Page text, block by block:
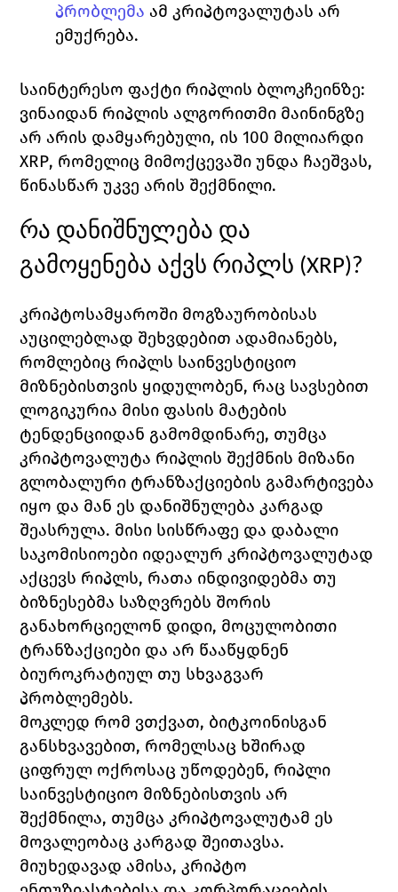
პრობლემა ამ კრიპტოვალუტას არ
ემუქრება.
ვინაიდან რიპლის ალგორითმი მაინინგზე
XRP, რომელიც მიმოქცევაში უნდა ჩაეშვას,
წინასწარ უკვე არის შექმნილი.
რა დანიშნულება და
გამოყენება აქვს რიპლს (XRP)?
კრიპტოსამყაროში მოგზაურობისას
აუცილებლად შეხვდებით ადამიანებს,
რომლებიც რიპლს საინვესტიციო
მიზნებისთვის ყიდულობენ, რაც სავსებით
ლოგიკურია მისი ფასის მატების
ტენდენციიდან გამომდინარე, თუმცა
კრიპტოვალუტა რიპლის შექმნის მიზანი
გლობალური ტრანზაქციების გამარტივება
იყო და მან ეს დანიშნულება კარგად
შეასრულა. მისი სისწრაფე და დაბალი
საკომისიოები იდეალურ კრიპტოვალუტად
აქცევს რიპლს, რათა ინდივიდებმა თუ
ბიზნესებმა საზღვრებს შორის
განახორციელონ დიდი, მოცულობითი
ტრანზაქციები და არ წააწყდნენ
ბიუროკრატიულ თუ სხვაგვარ
პრობლემებს.
მოკლედ რომ ვთქვათ, ბიტკოინისგან
განსხვავებით, რომელსაც ხშირად
ციფრულ ოქროსაც უწოდებენ, რიპლი
საინვესტიციო მიზნებისთვის არ
შექმნილა, თუმცა კრიპტოვალუტამ ეს
მოვალეობაც კარგად შეითავსა.
მიუხედავად ამისა, კრიპტო